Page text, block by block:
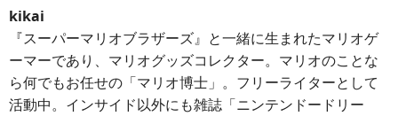
kikai
『スーパーマリオブラザーズ』と一緒に生まれたマリオゲ
ーマーであり、マリオグッズコレクター。マリオのことな
ら何でもお任せの「マリオ博士」。フリーライターとして
活動中。インサイド以外にも雑誌「ニンテンドードリー